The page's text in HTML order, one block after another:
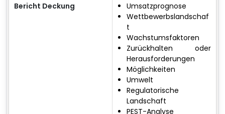
Bericht Deckung
Umsatzprognose
Wettbewerbslandschaf
t
Wachstumsfaktoren
Zurückhalten oder
Herausforderungen
Möglichkeiten
Umwelt
Regulatorische
Landschaft
PEST-Analyse